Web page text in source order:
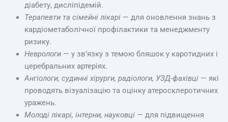
діабету, дисліпідемій.
Терапевти та сімейні лікарі — для оновлення знань з
кардіометаболічної профілактики та менеджменту
ризику.
Неврологи — у зв’язку з темою бляшок у каротидних і
церебральних артеріях.
Ангіологи, судинні хірурги, радіологи, УЗД-фахівці — які
проводять візуалізацію та оцінку атеросклеротичних
уражень.
Молоді лікарі, інтерни, науковці — для підвищення